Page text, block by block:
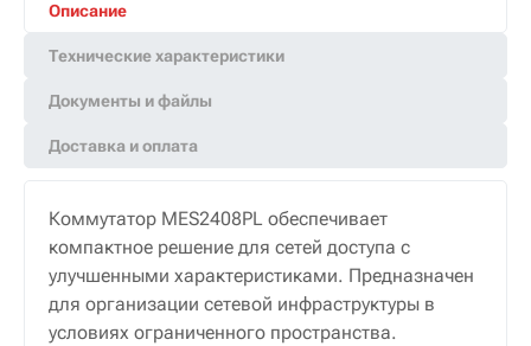
Описание
Технические характеристики
Документы и файлы
Доставка и оплата
Коммутатор MES2408PL обеспечивает
компактное решение для сетей доступа с
улучшенными характеристиками. Предназначен
для организации сетевой инфраструктуры в
условиях ограниченного пространства.